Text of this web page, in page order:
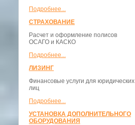
Подробнее...
СТРАХОВАНИЕ
Расчет и оформление полисов
ОСАГО и КАСКО
Подробнее...
ЛИЗИНГ
Финансовые услуги для юридических
лиц
Подробнее...
УСТАНОВКА ДОПОЛНИТЕЛЬНОГО
ОБОРУДОВАНИЯ